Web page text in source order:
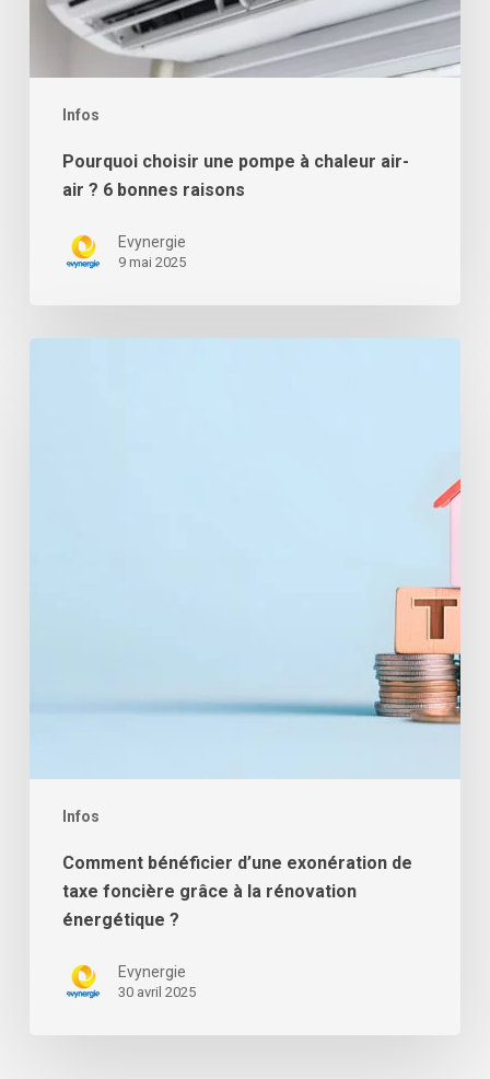
Infos
Pourquoi choisir une pompe à chaleur air-
air ? 6 bonnes raisons
Evynergie
9 mai 2025
Infos
Comment bénéficier d’une exonération de
taxe foncière grâce à la rénovation
énergétique ?
Evynergie
30 avril 2025